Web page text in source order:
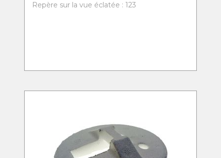
Repère sur la vue éclatée : 123